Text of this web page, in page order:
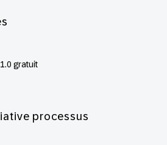
gratuit
processus